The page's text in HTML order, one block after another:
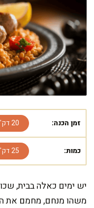
זמן הכנה: 20 דק'
כמות: 25 דק'
יש ימים כאלה בבית,
משהו מנחם, מחמם את